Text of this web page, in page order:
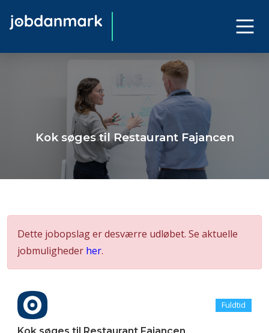
Kok søges til Restaurant Fajancen
Dette jobopslag er desværre udløbet. Se aktuelle
jobmuligheder her.
Fuldtid